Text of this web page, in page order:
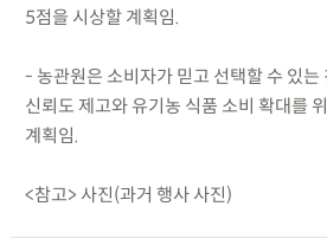
5점을 시상할 계획임.
- 농관원은 소비자가 믿고 선택할 수 있는
신뢰도 제고와 유기농 식품 소비 확대를
계획임.
<참고> 사진(과거 행사 사진)